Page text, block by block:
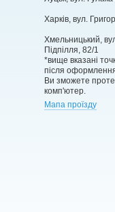
Харків, вул.
Хмельницький,
Підпілля, 82/1
*вище вказані
після
Ви зможете
комп'ютер.
Мапа проїзду